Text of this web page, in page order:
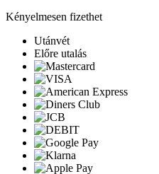
Kényelmesen fizethet
Utánvét
Előre utalás